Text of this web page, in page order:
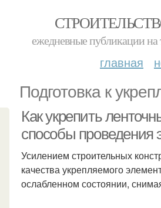
ежедневные публикации на
главная
Подготовка к
Как укрепить
способы проведения
Усилением строительных
качества укрепляемого
ослабленном состоянии,